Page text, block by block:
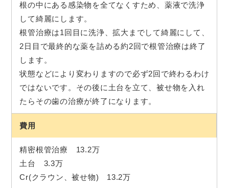
根の中にある感染物を全てなくすため、薬液で洗浄
して綺麗にします。
根管治療は1回目に洗浄、拡大までして綺麗にして、
2日目で最終的な薬を詰める約2回で根管治療は終了
します。
状態などにより変わりますので必ず2回で終わるわけ
ではないです。その後に土台を立て、被せ物を入れ
たらその歯の治療が終了になります。
費用
精密根管治療 13.2万
土台 3.3万
Cr(クラウン、被せ物) 13.2万